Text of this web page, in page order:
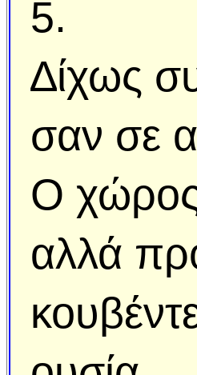
5.
∆ίχως
σαν σε
Ο χώρος
αλλά